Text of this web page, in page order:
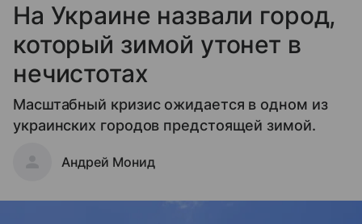
На Украине назвали город,
который зимой утонет в
нечистотах
Масштабный кризис ожидается в одном из
украинских городов предстоящей зимой.
Андрей Монид